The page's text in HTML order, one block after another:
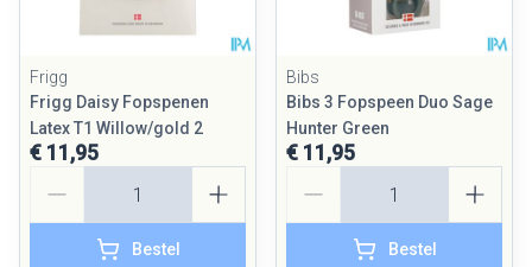
Frigg
Frigg Daisy Fopspenen
Latex T1 Willow/gold 2
€ 11,95
Bestel
Bibs
Bibs 3 Fopspeen Duo Sage
Hunter Green
€ 11,95
Bestel